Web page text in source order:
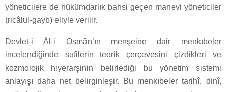
yöneticilere de hükümdarlık bahsi geçen manevi yöneticiler
(ricâlul-gayb) eliyle verilir.
Devlet-i Âl-i Osmân’ın menşeine dair menkıbeler
incelendiğinde sufilerin teorik çerçevesini çizdikleri ve
kozmolojik hiyerarşinin belirlediği bu yönetim sistemi
anlayışı daha net belirginleşir. Bu menkıbeler tarihî, dinî,